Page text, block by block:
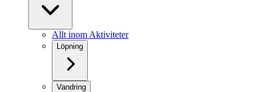
Allt inom Aktiviteter
Löpning
Vandring